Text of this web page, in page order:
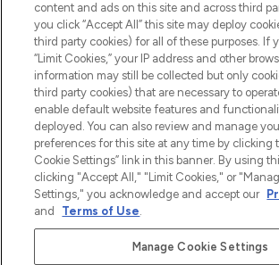
HELP & INFORMATIE
BEDRIJFSINFORMATIE
OVER LOOKFANTASTIC
Betaal veilig met
content and ads on this site and across third
you click “Accept All” this site may deploy
third party cookies) for all of these purposes. If
“Limit Cookies,” your IP address and other
information may still be collected but only
third party cookies) that are necessary to
enable default website features and
deployed. You can also review and manage
preferences for this site at any time by clicking
Cookie Settings” link in this banner. By using
clicking "Accept All," "Limit Cookies," or
Settings," you acknowledge and accept our
and
Terms of Use.
Manage Cookie Settings